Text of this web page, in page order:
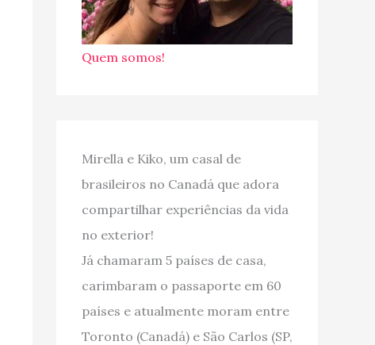
Quem somos!
Mirella e Kiko, um casal de
brasileiros no Canadá que adora
compartilhar experiências da vida
no exterior!
Já chamaram 5 países de casa,
carimbaram o passaporte em 60
países e atualmente moram entre
Toronto (Canadá) e São Carlos (SP,